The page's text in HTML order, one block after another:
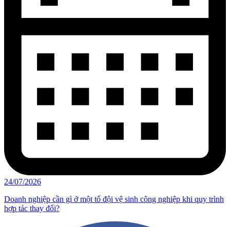
24/07/2026
Doanh nghiệp cần gì ở một tổ đội vệ sinh công nghiệp khi quy trình
hợp tác thay đổi?